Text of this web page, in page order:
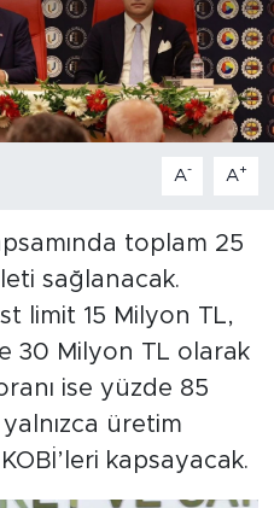
A- A+
toplam 25
sağlanacak.
limit 15 Milyon TL,
30 Milyon TL olarak
ise yüzde 85
üretim
kapsayacak.